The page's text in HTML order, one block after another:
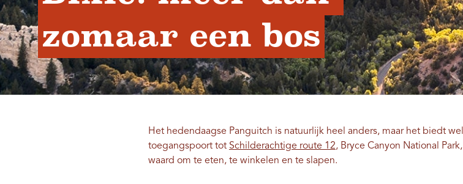
zomaar een bos
Het hedendaagse Panguitch is natuurlijk heel anders, maar het biedt
toegangspoort tot Schilderachtige route 12, Bryce Canyon National
waard om te eten, te winkelen en te slapen.